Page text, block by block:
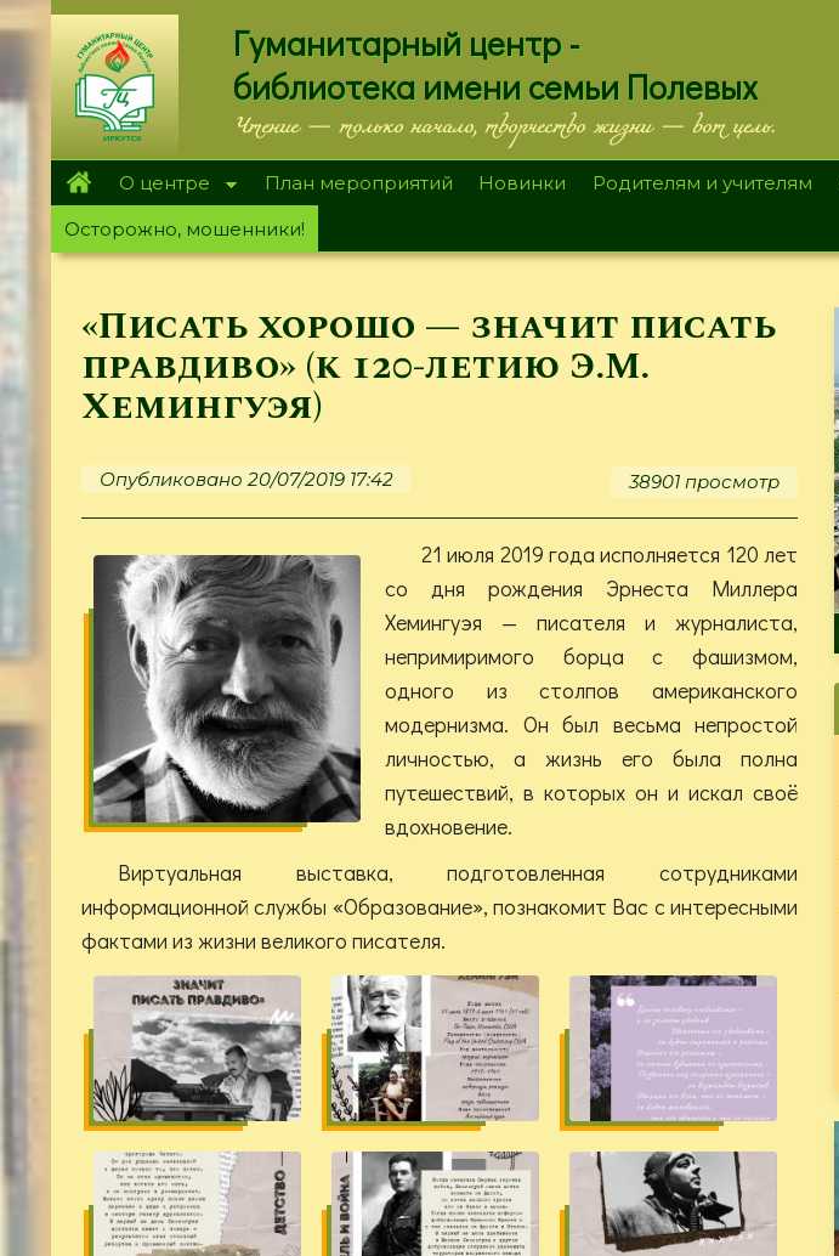
Перейти
к
основному
содержанию
Гуманитарный центр -
библиотека имени семьи Полевых
Чтение — только начало, творчество жизни — вот цель.
О центре План мероприятий Новинки Родителям и учителям
Осторожно, мошенники!
«Писать хорошо — значит писать
правдиво» (к 120-летию Э.М.
Хемингуэя)
Опубликовано 20/07/2019 17:42 38901 просмотр
21 июля 2019 года исполняется 120 лет
со дня рождения Эрнеста Миллера
Хемингуэя — писателя и журналиста,
непримиримого борца с фашизмом,
одного из столпов американского
модернизма. Он был весьма непростой
личностью, а жизнь его была полна
путешествий, в которых он и искал своё
вдохновение.
Виртуальная выставка, подготовленная сотрудниками
информационной службы «Образование», познакомит Вас с интересными
фактами из жизни великого писателя.